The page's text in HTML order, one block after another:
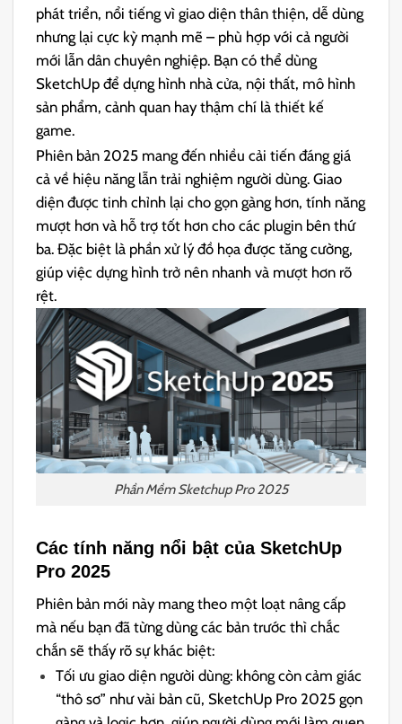
phát triển, nổi tiếng vì giao diện thân thiện, dễ dùng
nhưng lại cực kỳ mạnh mẽ – phù hợp với cả người
mới lẫn dân chuyên nghiệp. Bạn có thể dùng
SketchUp để dựng hình nhà cửa, nội thất, mô hình
sản phẩm, cảnh quan hay thậm chí là thiết kế
game.
Phiên bản 2025 mang đến nhiều cải tiến đáng giá
cả về hiệu năng lẫn trải nghiệm người dùng. Giao
diện được tinh chỉnh lại cho gọn gàng hơn, tính năng
mượt hơn và hỗ trợ tốt hơn cho các plugin bên thứ
ba. Đặc biệt là phần xử lý đồ họa được tăng cường,
giúp việc dựng hình trở nên nhanh và mượt hơn rõ
rệt.
Phần Mềm Sketchup Pro 2025
Các tính năng nổi bật của SketchUp
Pro 2025
Phiên bản mới này mang theo một loạt nâng cấp
mà nếu bạn đã từng dùng các bản trước thì chắc
chắn sẽ thấy rõ sự khác biệt:
Tối ưu giao diện người dùng: không còn cảm giác
“thô sơ” như vài bản cũ, SketchUp Pro 2025 gọn